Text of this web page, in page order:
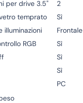
per drive 3.5"
2
temprato
Sì
illuminazioni
Frontale
RGB
Sì
Sì
Sì
PC